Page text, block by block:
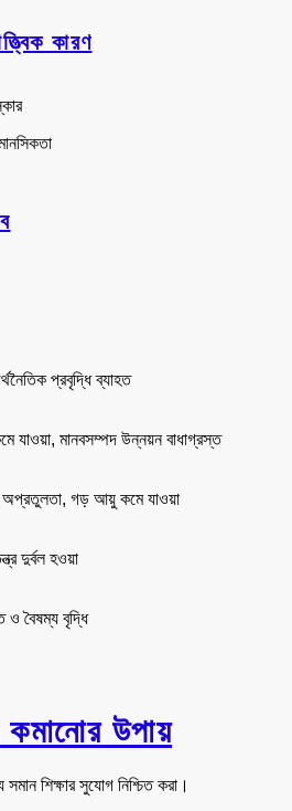
কারণ
প্রবৃদ্ধি ব্যাহত
যাওয়া, মানবসম্পদ উন্নয়ন বাধাগ্রস্ত
অপ্রতুলতা, গড় আয়ু কমে যাওয়া
দুর্বল হওয়া
ও বৈষম্য বৃদ্ধি
উপায়
শিক্ষার সুযোগ নিশ্চিত করা।